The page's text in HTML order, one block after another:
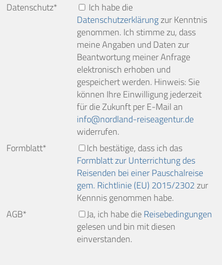
Datenschutz*
Ich habe die
Datenschutzerklärungzur Kenntnis
genommen. Ich stimme zu, dass
meine Angaben und Daten zur
Beantwortung meiner Anfrage
elektronisch erhoben und
gespeichert werden. Hinweis: Sie
können Ihre Einwilligung jederzeit
für die Zukunft per E-Mail an
info
nordland-reiseagentur.de
widerrufen.
Formblatt*
Ich bestätige, dass ich das
Formblatt zur Unterrichtung des
Reisenden bei einer Pauschalreise
gem. Richtlinie (EU) 2015/2302zur
Kennnis genommen habe.
AGB*
Ja, ich habe dieReisebedingungen
gelesen und bin mit diesen
einverstanden.